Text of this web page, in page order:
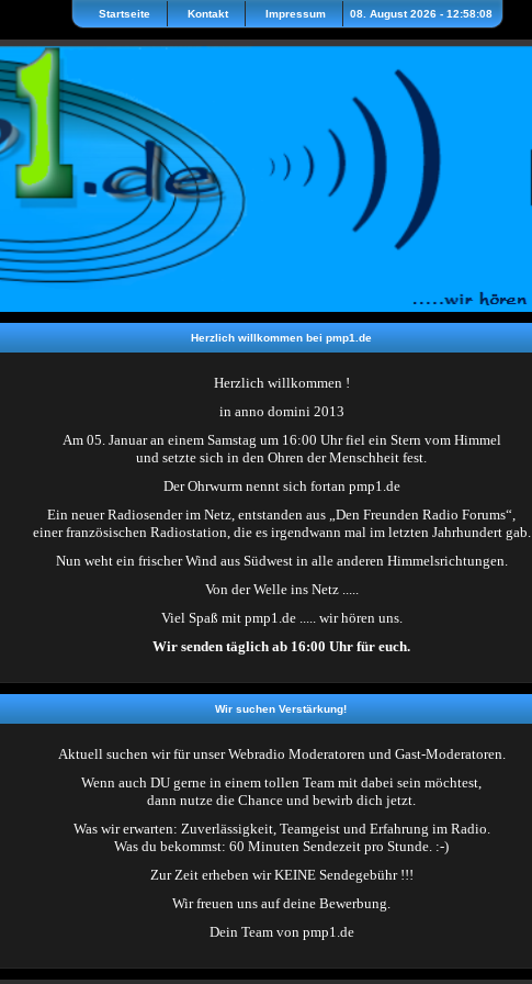
Startseite Kontakt Impressum 08. August 2026 - 12:58:08
Herzlich willkommen bei pmp1.de
Herzlich willkommen !
in anno domini 2013
Am 05. Januar an einem Samstag um 16:00 Uhr fiel ein Stern vom Himmel
und setzte sich in den Ohren der Menschheit fest.
Der Ohrwurm nennt sich fortan pmp1.de
Ein neuer Radiosender im Netz, entstanden aus „Den Freunden Radio Forums“,
einer französischen Radiostation, die es irgendwann mal im letzten Jahrhundert gab.
Nun weht ein frischer Wind aus Südwest in alle anderen Himmelsrichtungen.
Von der Welle ins Netz .....
Viel Spaß mit pmp1.de ..... wir hören uns.
Wir senden täglich ab 16:00 Uhr für euch.
Wir suchen Verstärkung!
Aktuell suchen wir für unser Webradio Moderatoren und Gast-Moderatoren.
Wenn auch DU gerne in einem tollen Team mit dabei sein möchtest,
dann nutze die Chance und bewirb dich jetzt.
Was wir erwarten: Zuverlässigkeit, Teamgeist und Erfahrung im Radio.
Was du bekommst: 60 Minuten Sendezeit pro Stunde. :-)
Zur Zeit erheben wir KEINE Sendegebühr !!!
Wir freuen uns auf deine Bewerbung.
Dein Team von pmp1.de